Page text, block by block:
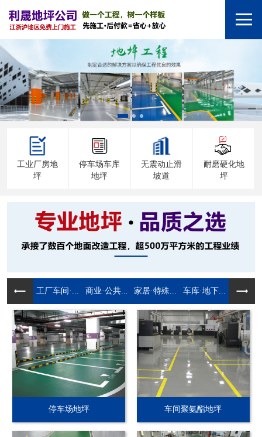
工业厂房地
坪
停车场车库
地坪
无震动止滑
坡道
耐磨硬化地
坪
工厂车间·... 商业·公共... 家居·特殊... 车库·地下...
停车场地坪 车间聚氨酯地坪